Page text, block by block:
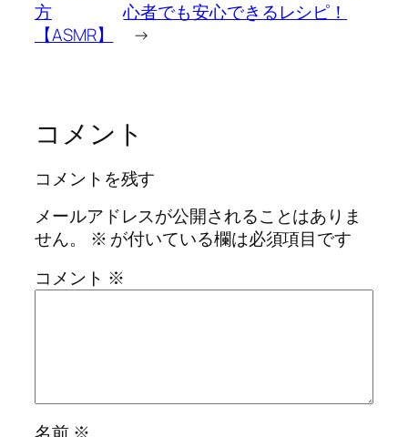
方
【ASMR】
心者でも安心できるレシピ！
→
コメント
コメントを残す
メールアドレスが公開されることはありま
せん。
※ が付いている欄は必須項目です
コメント ※
名前 ※